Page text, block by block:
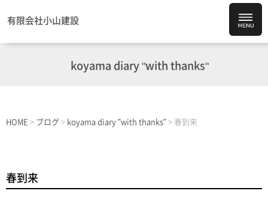
有限会社小山建設
koyama diary "with thanks"
HOME > ブログ > koyama diary "with thanks" > 春到来
春到来